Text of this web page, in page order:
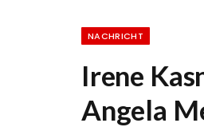
NACHRICHT
Irene
Angela